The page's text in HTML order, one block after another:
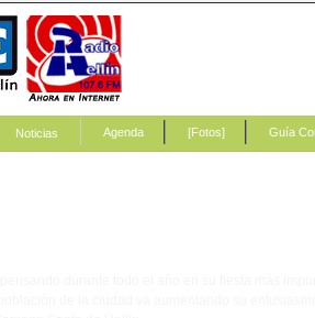
Noticias Agenda [Fotos] Guía